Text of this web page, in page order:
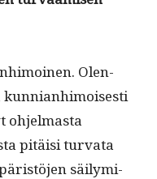
Olen­
ohjel­mas­ta
pitäisi tur­va­ta
säi­lymi­